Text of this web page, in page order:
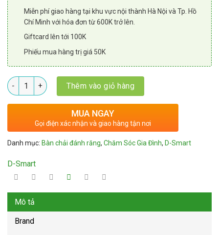
Miễn phí giao hàng tại khu vực nội thành Hà Nội và Tp. Hồ
Chí Minh với hóa đơn từ 600K trở lên.
Giftcard lên tới 100K
Phiếu mua hàng trị giá 50K
Số lượng Thêm vào giỏ hàng
MUA NGAY
Gọi điện xác nhận và giao hàng tận nơi
Danh mục: Bàn chải đánh răng, Chăm Sóc Gia Đình, D-Smart
D-Smart
Mô tả
Brand